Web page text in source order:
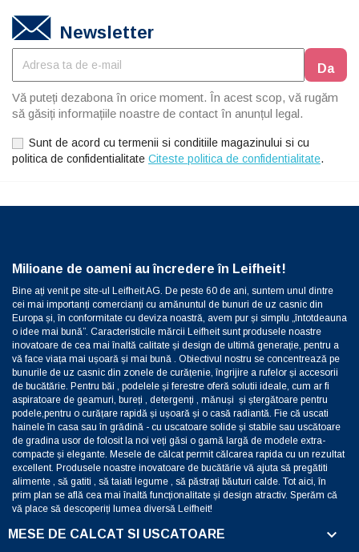
Newsletter
Vă puteți dezabona în orice moment. În acest scop, vă rugăm
să găsiți informațiile noastre de contact în anunțul legal.
Sunt de acord cu termenii si conditiile magazinului si cu
politica de confidentialitate Citeste politica de confidentialitate.
Milioane de oameni au încredere în Leifheit!
Bine ați venit pe site-ul Leifheit AG. De peste 60 de ani, suntem unul dintre
cei mai importanți comercianți cu amănuntul de bunuri de uz casnic din
Europa și, în conformitate cu deviza noastră, avem pur și simplu „întotdeauna
o idee mai bună”. Caracteristicile mărcii Leifheit sunt produsele noastre
inovatoare de cea mai înaltă calitate și design de ultimă generație, pentru a
vă face viața mai ușoară și mai bună . Obiectivul nostru se concentrează pe
bunurile de uz casnic din zonele de curățenie, îngrijire a rufelor și accesorii
de bucătărie. Pentru băi , podelele și ferestre oferă solutii ideale, cum ar fi
aspiratoare de geamuri, bureți , detergenți , mănuși și ștergătoare pentru
podele,pentru o curățare rapidă și ușoară și o casă radiantă. Fie că uscati
hainele în casa sau în grădină - cu uscatoare solide și stabile sau uscătoare
de gradina usor de folosit la noi veți găsi o gamă largă de modele extra-
compacte și elegante. Mesele de călcat permit călcarea rapida cu un rezultat
excellent. Produsele noastre inovatoare de bucătărie vă ajuta să pregătiti
alimente , să gatiti , să taiati legume , să păstrați băuturi calde. Tot aici, în
prim plan se află cea mai înaltă funcționalitate și design atractiv. Sperăm că
vă place să descoperiți lumea diversă Leifheit!
MESE DE CALCAT SI USCATOARE 